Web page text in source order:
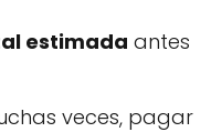
estimada antes
veces, pagar